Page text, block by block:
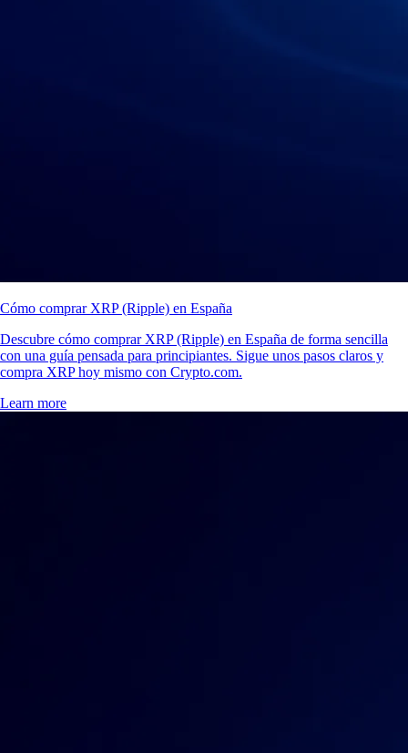
Cómo comprar XRP (Ripple) en España
Descubre cómo comprar XRP (Ripple) en España de forma sencilla
con una guía pensada para principiantes. Sigue unos pasos claros y
compra XRP hoy mismo con Crypto.com.
Learn more